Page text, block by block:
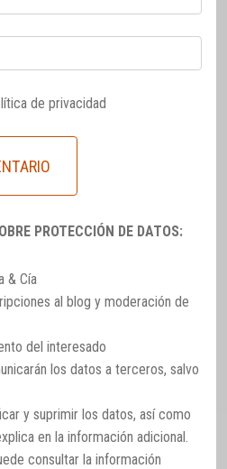
de privacidad
PROTECCIÓN DE DATOS:
& Cía
al blog y moderación de
del interesado
los datos a terceros, salvo
y suprimir los datos, así como
en la información adicional.
consultar la información